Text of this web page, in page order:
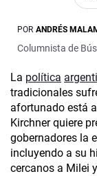
POR ANDRÉS
Columnista de
La política
tradicionales
afortunado está
Kirchner quiere
gobernadores la
incluyendo a su
cercanos a Milei